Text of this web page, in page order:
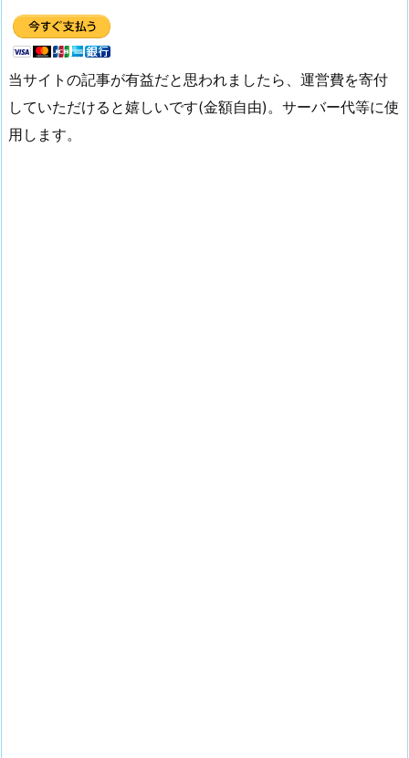
当サイトの記事が有益だと思われましたら、運営費を寄付
していただけると嬉しいです(金額自由)。サーバー代等に使
用します。